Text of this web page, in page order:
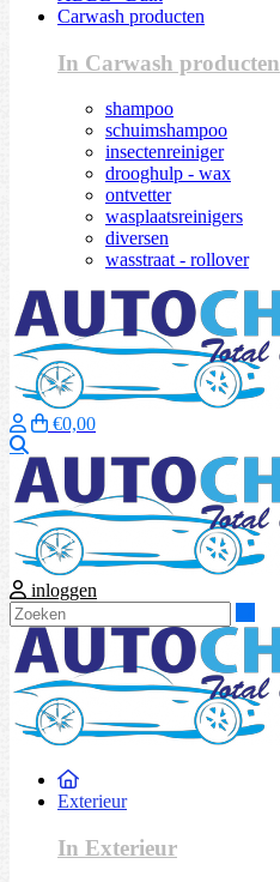
Carwash producten
In Carwash producten
shampoo
schuimshampoo
insectenreiniger
drooghulp - wax
ontvetter
wasplaatsreinigers
diversen
wasstraat - rollover
€0,00
inloggen
Exterieur
In Exterieur